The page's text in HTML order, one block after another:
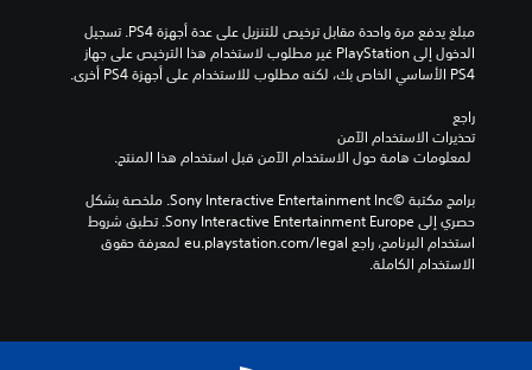
PS4 الأساسي الخاص بك، لكنه مطلوب للاستخدام على أجهزة PS4 أخرى.
راجع
تحذيرات الاستخدام الآمن
الاستخدام الكاملة.